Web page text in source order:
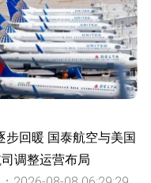
步回暖 国泰航空与美国
调整运营布局